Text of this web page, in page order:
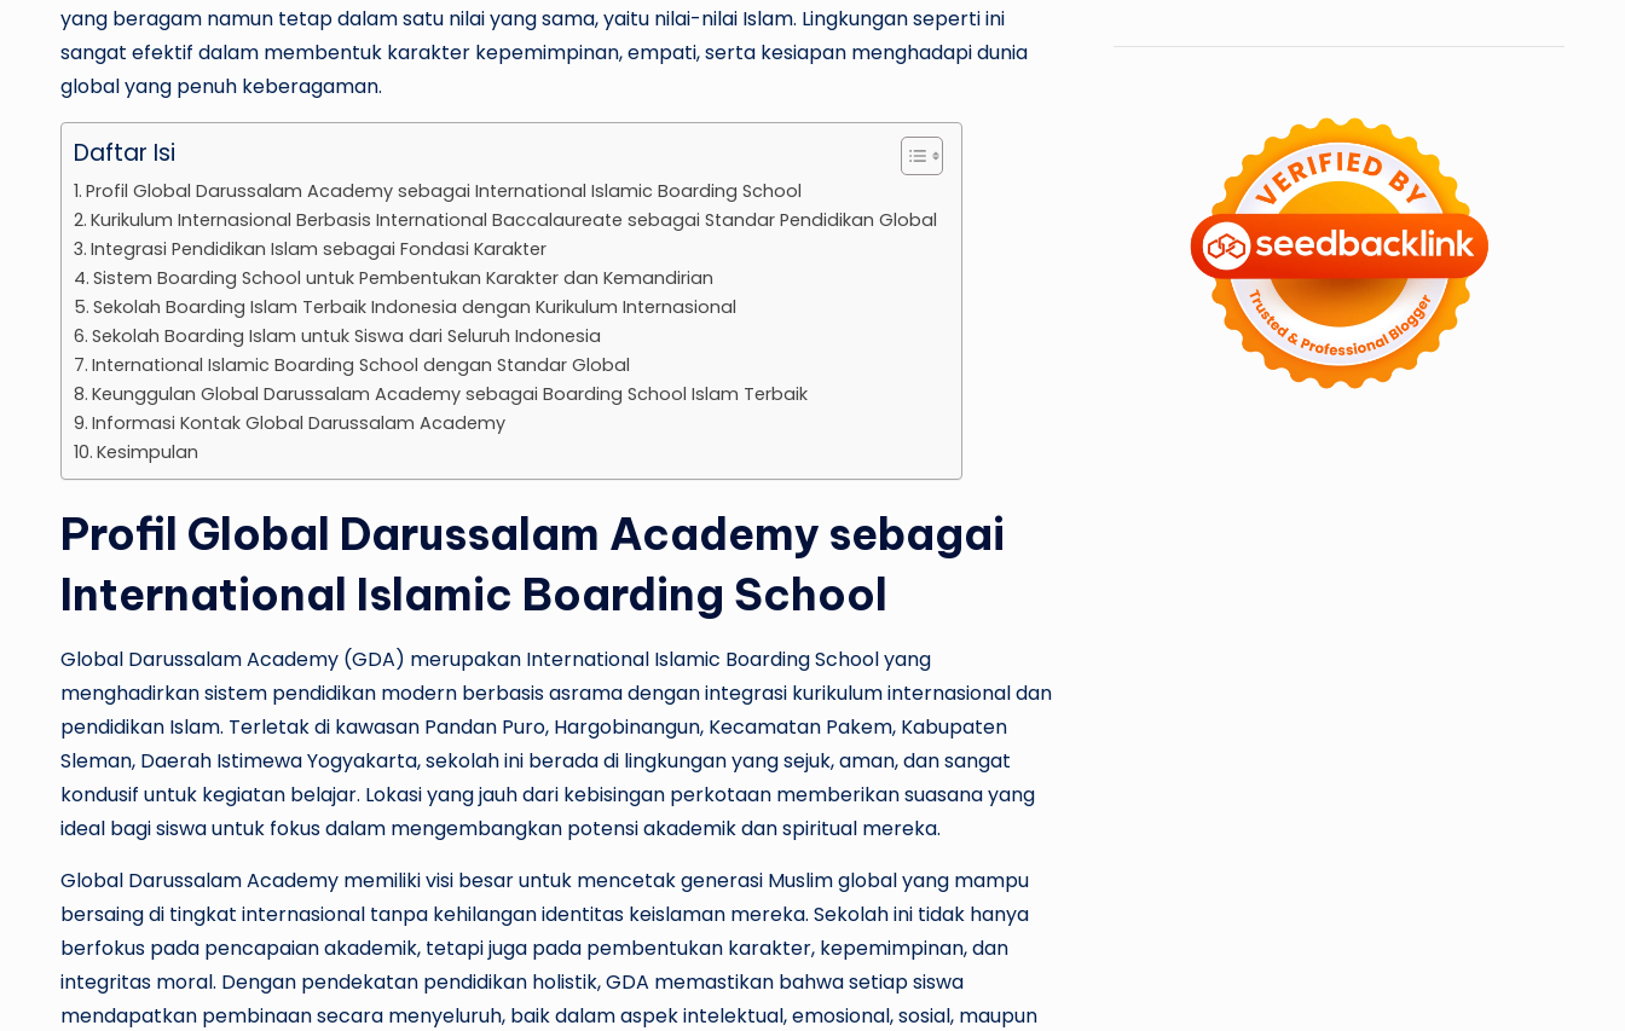
yang beragam namun tetap dalam satu nilai yang sama, yaitu nilai-nilai Islam. Lingkungan seperti ini
sangat efektif dalam membentuk karakter kepemimpinan, empati, serta kesiapan menghadapi dunia
global yang penuh keberagaman.
Daftar Isi
Profil Global Darussalam Academy sebagai International Islamic Boarding School
Kurikulum Internasional Berbasis International Baccalaureate sebagai Standar Pendidikan Global
Integrasi Pendidikan Islam sebagai Fondasi Karakter
Sistem Boarding School untuk Pembentukan Karakter dan Kemandirian
Sekolah Boarding Islam Terbaik Indonesia dengan Kurikulum Internasional
Sekolah Boarding Islam untuk Siswa dari Seluruh Indonesia
International Islamic Boarding School dengan Standar Global
Keunggulan Global Darussalam Academy sebagai Boarding School Islam Terbaik
Informasi Kontak Global Darussalam Academy
Kesimpulan
Profil Global Darussalam Academy sebagai
International Islamic Boarding School
Global Darussalam Academy (GDA) merupakan International Islamic Boarding School yang
menghadirkan sistem pendidikan modern berbasis asrama dengan integrasi kurikulum internasional dan
pendidikan Islam. Terletak di kawasan Pandan Puro, Hargobinangun, Kecamatan Pakem, Kabupaten
Sleman, Daerah Istimewa Yogyakarta, sekolah ini berada di lingkungan yang sejuk, aman, dan sangat
kondusif untuk kegiatan belajar. Lokasi yang jauh dari kebisingan perkotaan memberikan suasana yang
ideal bagi siswa untuk fokus dalam mengembangkan potensi akademik dan spiritual mereka.
Global Darussalam Academy memiliki visi besar untuk mencetak generasi Muslim global yang mampu
bersaing di tingkat internasional tanpa kehilangan identitas keislaman mereka. Sekolah ini tidak hanya
berfokus pada pencapaian akademik, tetapi juga pada pembentukan karakter, kepemimpinan, dan
integritas moral. Dengan pendekatan pendidikan holistik, GDA memastikan bahwa setiap siswa
mendapatkan pembinaan secara menyeluruh, baik dalam aspek intelektual, emosional, sosial, maupun